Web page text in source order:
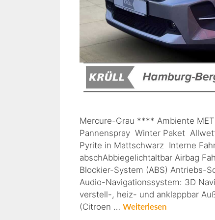
Mercure-Grau **** Ambiente
Pannenspray Winter Paket
Pyrite in Mattschwarz Interne
abschAbbiegelichtaltbar Airbag
Blockier-System (ABS) Antriebs-
Audio-Navigationssystem: 3D
verstell-, heiz- und anklappbar
(Citroen … Weiterlesen